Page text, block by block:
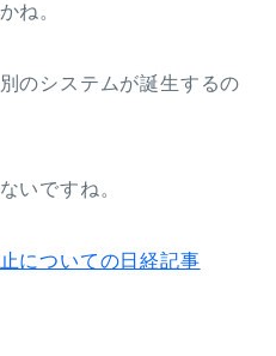
ね。
のシステムが誕生するの
いですね。
についての日経記事